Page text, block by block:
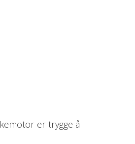
er trygge å